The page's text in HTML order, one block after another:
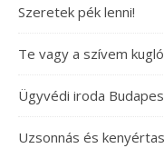
Szeretek pék lenni!
Te vagy a szívem
Ügyvédi iroda
Uzsonnás és